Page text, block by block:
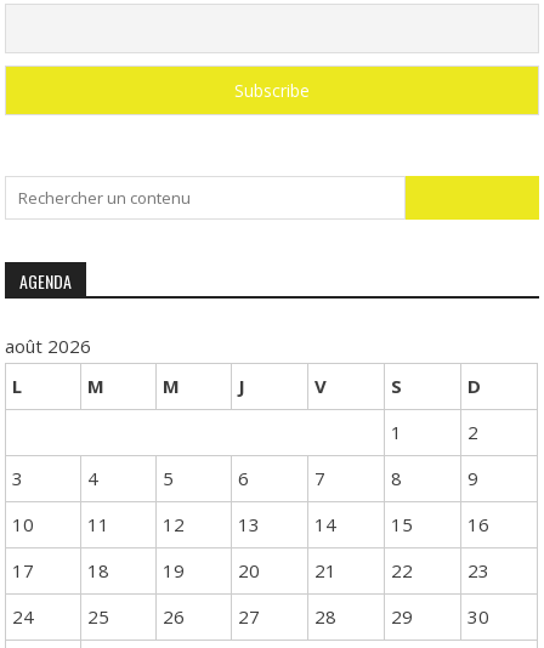
for:
AGENDA
août 2026
L
M M J V S
D
1
2
3
4 5 6 7 8
9
10
11 12 13 14 15
16
17
18 19 20 21 22
23
24
25 26 27 28 29
30